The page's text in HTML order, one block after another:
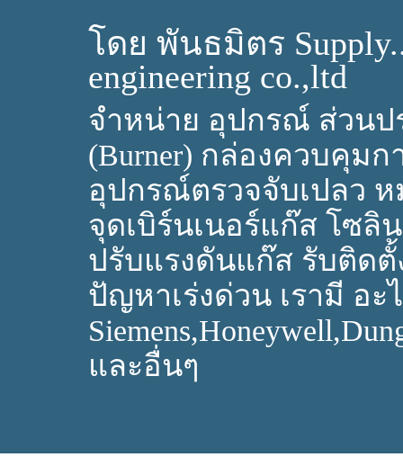
โดย พันธมิตร
engineering co.,ltd
จำหน่าย อุปกรณ์ ส่วนป
(Burner) กล่องควบคุมก
อุปกรณ์ตรวจจับเปลว
จุดเบิร์นเนอร์แก๊ส โซลิ
ปรับแรงดันแก๊ส รับติด
ปัญหาเร่งด่วน เรามี อ
และอื่นๆ